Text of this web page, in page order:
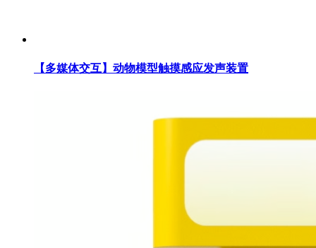
【多媒体交互】动物模型触摸感应发声装置